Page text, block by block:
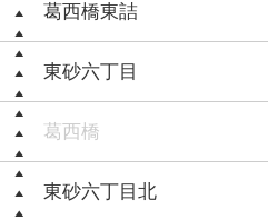
葛西橋東詰
東砂六丁目
葛西橋
東砂六丁目北